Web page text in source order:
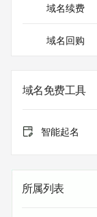
域名续费
域名回购
域名免费工具
智能起名
所属列表